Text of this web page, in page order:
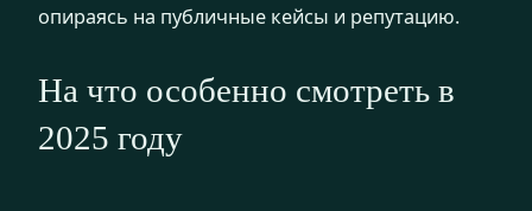
опираясь на публичные кейсы и репутацию.
На что особенно смотреть в
2025 году